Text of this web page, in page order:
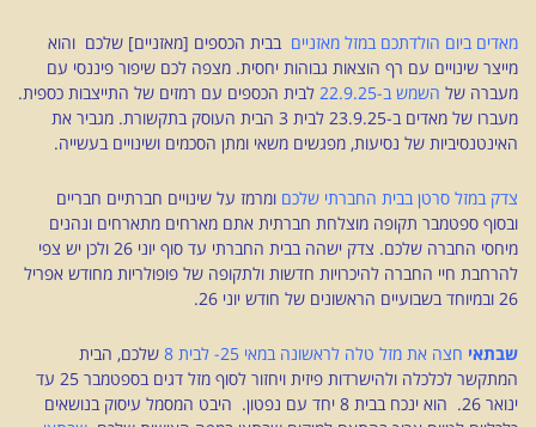
מאדים ביום הולדתכם במזל מאזניים בבית הכספים [מאזניים] שלכם והוא
מייצר שינויים עם רף הוצאות גבוהות יחסית. מצפה לכם שיפור פיננסי עם
מעברה של השמש ב-22.9.25
לבית הכספים עם רמזים של התייצבות כספית.
מעברו של מאדים ב-23.9.25 לבית 3 הבית העוסק בתקשורת. מגביר את
האינטנסיביות של נסיעות, מפגשים משאי ומתן הסכמים ושינויים בעשייה.
צדק במזל סרטן בבית החברתי שלכם ומרמז על שינויים חברתיים חבריים
ובסוף ספטמבר תקופה מוצלחת חברתית אתם מארחים מתארחים ונהנים
מיחסי החברה שלכם. צדק ישהה בבית החברתי עד סוף יוני 26 ולכן יש צפי
להרחבת חיי החברה להיכרויות חדשות ולתקופה של פופולריות מחודש אפריל
26 ובמיוחד בשבועיים הראשונים של חודש יוני 26.
שבתאי חצה את מזל טלה לראשונה במאי 25- לבית 8
שלכם, הבית
המתקשר לכלכלה ולהישרדות פיזית ויחזור לסוף מזל דגים בספטמבר 25 עד
ינואר 26. הוא ינכח בבית 8 יחד עם נפטון. היבט המסמל עיסוק בנושאים